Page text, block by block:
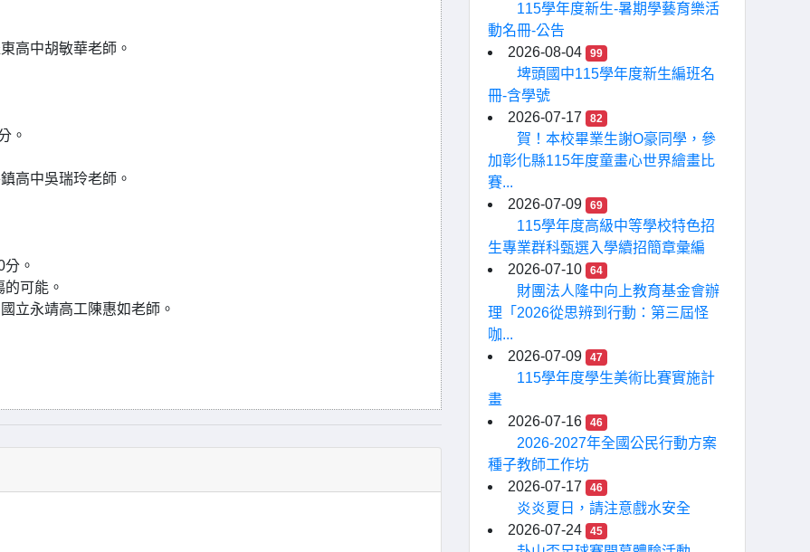
高中胡敏華老師。
。
高中吳瑞玲老師。
。
可能。
立永靖高工陳惠如老師。
115學年度新生-暑期學藝育樂活
動名冊-公告
2026-08-04
99
埤頭國中115學年度新生編班名
冊-含學號
2026-07-17
82
賀！本校畢業生謝O豪同學，參
加彰化縣115年度童畫心世界繪畫比
賽...
2026-07-09
69
115學年度高級中等學校特色招
生專業群科甄選入學續招簡章彙編
2026-07-10
64
財團法人隆中向上教育基金會辦
理「2026從思辨到行動：第三屆怪
咖...
2026-07-09
47
115學年度學生美術比賽實施計
畫
2026-07-16
46
2026-2027年全國公民行動方案
種子教師工作坊
2026-07-17
46
炎炎夏日，請注意戲水安全
2026-07-24
45